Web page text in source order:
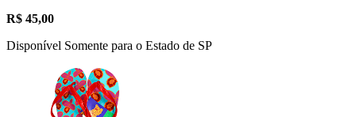
R$ 45,00
Disponível Somente para o Estado de SP